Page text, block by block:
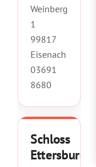
Weinberg
1
99817
Eisenach
03691
8680
Schloss
Ettersburg